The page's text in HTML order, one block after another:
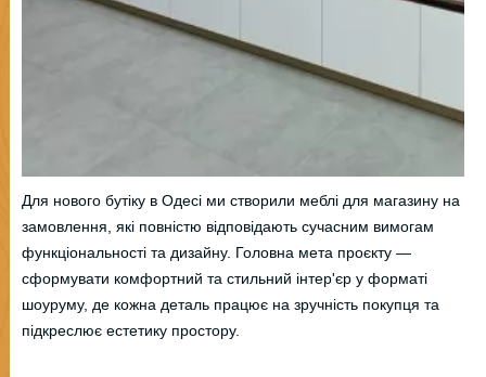
Для нового бутіку в Одесі ми створили меблі для магазину на
замовлення, які повністю відповідають сучасним вимогам
функціональності та дизайну. Головна мета проєкту —
сформувати комфортний та стильний інтер'єр у форматі
шоуруму, де кожна деталь працює на зручність покупця та
підкреслює естетику простору.